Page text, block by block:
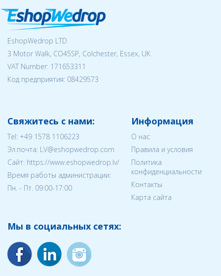
EshopWedrop LTD
3 Motor Walk, CO45SP, Colchester, Essex, UK
VAT Number: 171653311
Код предприятия: 08429573
Свяжитесь с нами:
Tel: +49 1578 1106223
Эл.почта: LV@eshopwedrop.com
Cайт: https://www.eshopwedrop.lv/
Время работы администрации:
Пн. - Пт. 09:00-17:00
Информация
О нас
Правила и условия
Политика
конфиденциальности
Контакты
Карта сайта
Мы в социальных сетях: